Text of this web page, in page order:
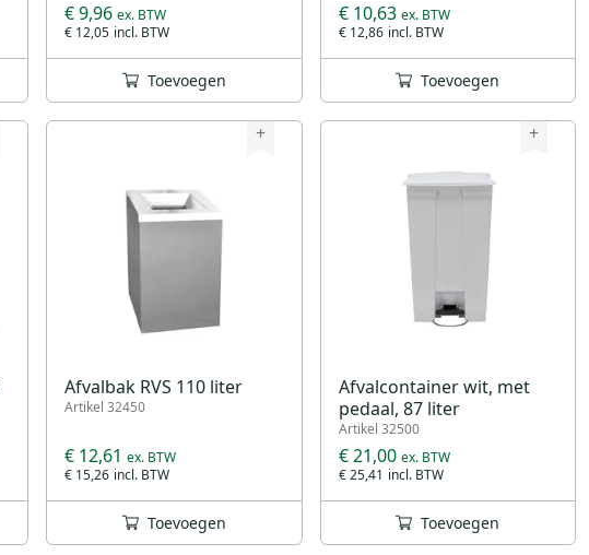
€ 12,05
€ 9,96
Toevoegen
€ 12,86
€ 10,63
Toevoegen
+
Afvalbak RVS 110 liter
Artikel 32450
€ 15,26
€ 12,61
Toevoegen
+
Afvalcontainer wit, met
pedaal, 87 liter
Artikel 32500
€ 25,41
€ 21,00
Toevoegen